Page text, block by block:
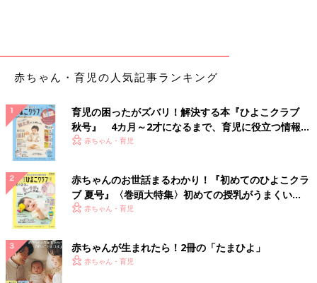
赤ちゃん・育児の人気記事ランキング
育児の困ったがズバリ！解決する本『ひよこクラブ
秋号』 4カ月～2才になるまで、育児に役立つ情報が
いっぱい！
赤ちゃん・育児
赤ちゃんのお世話まるわかり！『初めてのひよこクラ
ブ 夏号』〈巻頭大特集〉初めての授乳がうまくい
く！ おっぱい・ミルクの基本と夏のトラブル 解決テ
赤ちゃん・育児
赤ちゃんが生まれたら！2冊の「たまひよ」
赤ちゃん・育児